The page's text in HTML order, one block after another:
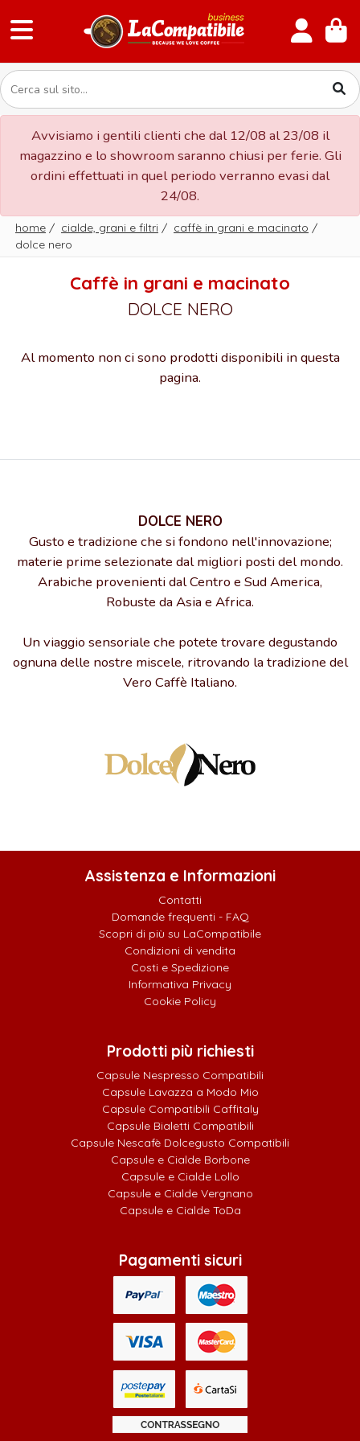
Avvisiamo i gentili clienti che dal 12/08 al 23/08 il
magazzino e lo showroom saranno chiusi per ferie. Gli
ordini effettuati in quel periodo verranno evasi dal
24/08.
home / cialde, grani e filtri / caffè in grani e macinato /
dolce nero
Caffè in grani e macinato
DOLCE NERO
Al momento non ci sono prodotti disponibili in questa
pagina.
DOLCE NERO
Gusto e tradizione che si fondono nell'innovazione;
materie prime selezionate dal migliori posti del mondo.
Arabiche provenienti dal Centro e Sud America,
Robuste da Asia e Africa.
Un viaggio sensoriale che potete trovare degustando
ognuna delle nostre miscele, ritrovando la tradizione del
Vero Caffè Italiano.
Assistenza e Informazioni
Contatti
Domande frequenti - FAQ
Scopri di più su LaCompatibile
Condizioni di vendita
Costi e Spedizione
Informativa Privacy
Cookie Policy
Prodotti più richiesti
Capsule Nespresso Compatibili
Capsule Lavazza a Modo Mio
Capsule Compatibili Caffitaly
Capsule Bialetti Compatibili
Capsule Nescafè Dolcegusto Compatibili
Capsule e Cialde Borbone
Capsule e Cialde Lollo
Capsule e Cialde Vergnano
Capsule e Cialde ToDa
Pagamenti sicuri